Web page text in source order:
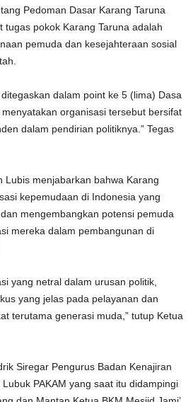
Pedoman Dasar Karang Taruna
tugas pokok Karang Taruna adalah
pemuda dan kesejahteraan sosial
dalam point ke 5 (lima) Dasa
organisasi tersebut bersifat
dalam pendirian politiknya.” Tegas
Lubis menjabarkan bahwa Karang
kepemudaan di Indonesia yang
mengembangkan potensi pemuda
mereka dalam pembangunan di
yang netral dalam urusan politik,
yang jelas pada pelayanan dan
terutama generasi muda,” tutup Ketua
Siregar Pengurus Badan Kenajiran
Lubuk PAKAM yang saat itu didampingi